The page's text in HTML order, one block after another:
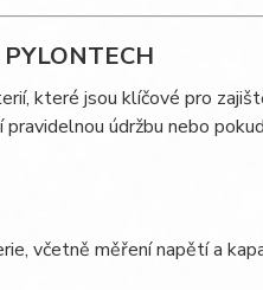
které jsou klíčové pro
údržbu nebo
včetně měření napětí a